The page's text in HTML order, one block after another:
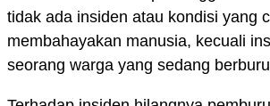
tidak ada insiden atau kondisi yang
membahayakan manusia, kecuali
seorang warga yang sedang